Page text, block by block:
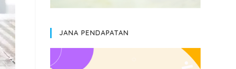
JANA PENDAPATAN